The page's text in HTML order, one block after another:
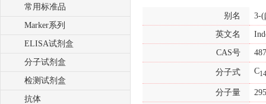
常用标准品
Marker系列
ELISA试剂盒
分子试剂盒
检测试剂盒
抗体
别名 3-
英文名
CAS号
分子式 C14
分子量